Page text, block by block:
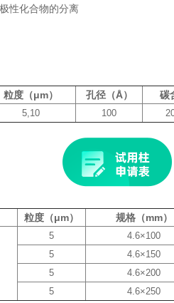
性化合物的分离
粒度（μm） 孔径（Å） 碳
5,10 100
粒度（μm） 规格（mm）
5 4.6×100
5
4.6×150
5
4.6×200
5
4.6×250